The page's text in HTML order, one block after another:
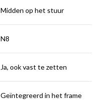
Midden op het stuur
N8
Ja, ook vast te zetten
Geïntegreerd in het frame